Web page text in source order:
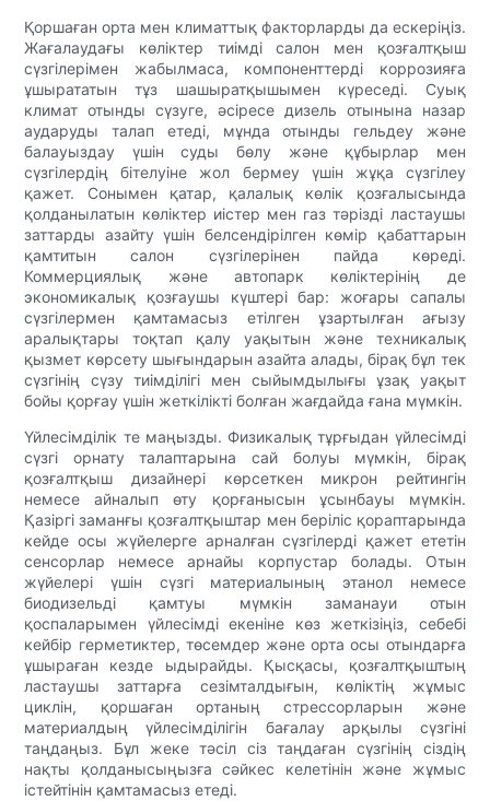
Қоршаған орта мен климаттық факторларды да ескеріңіз.
Жағалаудағы көліктер тиімді салон мен қозғалтқыш
сүзгілерімен жабылмаса, компоненттерді коррозияға
ұшырататын тұз шашыратқышымен күреседі. Суық
климат отынды сүзуге, әсіресе дизель отынына назар
аударуды талап етеді, мұнда отынды гельдеу және
балауыздау үшін суды бөлу және құбырлар мен
сүзгілердің бітелуіне жол бермеу үшін жұқа сүзгілеу
қажет. Сонымен қатар, қалалық көлік қозғалысында
қолданылатын көліктер иістер мен газ тәрізді ластаушы
заттарды азайту үшін белсендірілген көмір қабаттарын
қамтитын салон сүзгілерінен пайда көреді.
Коммерциялық және автопарк көліктерінің де
экономикалық қозғаушы күштері бар: жоғары сапалы
сүзгілермен қамтамасыз етілген ұзартылған ағызу
аралықтары тоқтап қалу уақытын және техникалық
қызмет көрсету шығындарын азайта алады, бірақ бұл тек
сүзгінің сүзу тиімділігі мен сыйымдылығы ұзақ уақыт
бойы қорғау үшін жеткілікті болған жағдайда ғана мүмкін.
Үйлесімділік те маңызды. Физикалық тұрғыдан үйлесімді
сүзгі орнату талаптарына сай болуы мүмкін, бірақ
қозғалтқыш дизайнері көрсеткен микрон рейтингін
немесе айналып өту қорғанысын ұсынбауы мүмкін.
Қазіргі заманғы қозғалтқыштар мен беріліс қораптарында
кейде осы жүйелерге арналған сүзгілерді қажет ететін
сенсорлар немесе арнайы корпустар болады. Отын
жүйелері үшін сүзгі материалының этанол немесе
биодизельді қамтуы мүмкін заманауи отын
қоспаларымен үйлесімді екеніне көз жеткізіңіз, себебі
кейбір герметиктер, төсемдер және орта осы отындарға
ұшыраған кезде ыдырайды. Қысқасы, қозғалтқыштың
ластаушы заттарға сезімталдығын, көліктің жұмыс
циклін, қоршаған ортаның стрессорларын және
материалдың үйлесімділігін бағалау арқылы сүзгіні
таңдаңыз. Бұл жеке тәсіл сіз таңдаған сүзгінің сіздің
нақты қолданысыңызға сәйкес келетінін және жұмыс
істейтінін қамтамасыз етеді.